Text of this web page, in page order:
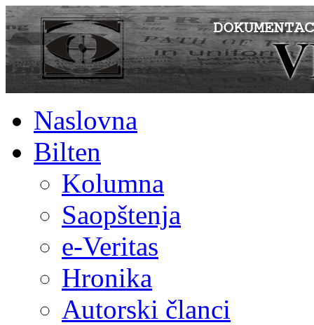
Naslovna
Bilten
Kolumna
Saopštenja
e-Veritas
Hronika
Autorski članci